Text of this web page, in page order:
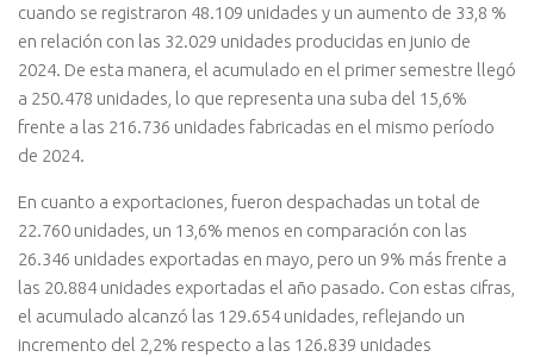
cuando se registraron 48.109 unidades y un aumento de 33,8 %
en relación con las 32.029 unidades producidas en junio de
2024. De esta manera, el acumulado en el primer semestre llegó
a 250.478 unidades, lo que representa una suba del 15,6%
frente a las 216.736 unidades fabricadas en el mismo período
de 2024.
En cuanto a exportaciones, fueron despachadas un total de
22.760 unidades, un 13,6% menos en comparación con las
26.346 unidades exportadas en mayo, pero un 9% más frente a
las 20.884 unidades exportadas el año pasado. Con estas cifras,
el acumulado alcanzó las 129.654 unidades, reflejando un
incremento del 2,2% respecto a las 126.839 unidades